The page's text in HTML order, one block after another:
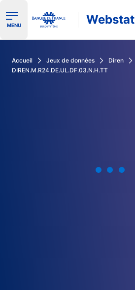
Ouvrir le menu de navigation
MENU Webstat
Accueil Jeux de données
Diren
DIREN.M.R24.DE.UL.DF.03.N.H.TT